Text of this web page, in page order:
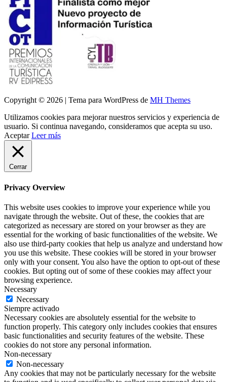
Copyright © 2026 | Tema para WordPress de MH Themes
Utilizamos cookies para mejorar nuestros servicios y experiencia de
usuario. Si continua navegando, consideramos que acepta su uso.
Aceptar Leer más
Cerrar
Privacy Overview
This website uses cookies to improve your experience while you
navigate through the website. Out of these, the cookies that are
categorized as necessary are stored on your browser as they are
essential for the working of basic functionalities of the website. We
also use third-party cookies that help us analyze and understand how
you use this website. These cookies will be stored in your browser
only with your consent. You also have the option to opt-out of these
cookies. But opting out of some of these cookies may affect your
browsing experience.
Necessary
Necessary
Siempre activado
Necessary cookies are absolutely essential for the website to
function properly. This category only includes cookies that ensures
basic functionalities and security features of the website. These
cookies do not store any personal information.
Non-necessary
Non-necessary
Any cookies that may not be particularly necessary for the website